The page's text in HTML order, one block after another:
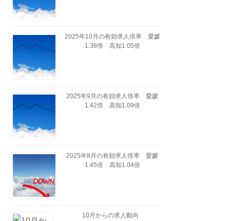
2025年10月の有効求人倍率 愛媛
1.38倍 高知1.05倍
2025年9月の有効求人倍率 愛媛
1.42倍 高知1.09倍
2025年8月の有効求人倍率 愛媛
1.45倍 高知1.04倍
10月からの求人動向